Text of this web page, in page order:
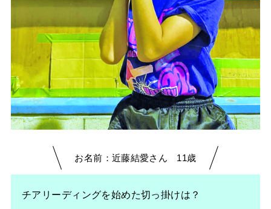
お名前：近藤結愛さん 11歳
チアリーディングを始めた切っ掛けは？